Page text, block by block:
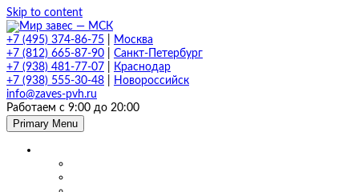
Skip to content
+7 (495) 374-86-75
Москва
+7 (812) 665-87-90
Санкт-Петербург
+7 (938) 481-77-07
Краснодар
+7 (938) 555-30-48
Новороссийск
info@zaves-pvh.ru
Работаем с 9:00 до 20:00
Primary Menu